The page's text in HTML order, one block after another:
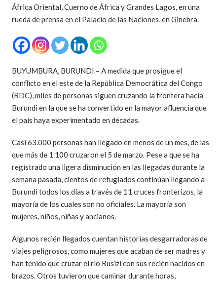
África Oriental, Cuerno de África y Grandes Lagos, en una
rueda de prensa en el Palacio de las Naciones, en Ginebra.
BUYUMBURA, BURUNDI – A medida que prosigue el
conflicto en el este de la República Democrática del Congo
(RDC), miles de personas siguen cruzando la frontera hacia
Burundi en la que se ha convertido en la mayor afluencia que
el país haya experimentado en décadas.
Casi 63.000 personas han llegado en menos de un mes, de las
que más de 1.100 cruzaron el 5 de marzo. Pese a que se ha
registrado una ligera disminución en las llegadas durante la
semana pasada, cientos de refugiados continúan llegando a
Burundi todos los días a través de 11 cruces fronterizos, la
mayoría de los cuales son no oficiales. La mayoría son
mujeres, niños, niñas y ancianos.
Algunos recién llegados cuentan historias desgarradoras de
viajes peligrosos, como mujeres que acaban de ser madres y
han tenido que cruzar el río Rusizi con sus recién nacidos en
brazos. Otros tuvieron que caminar durante horas,